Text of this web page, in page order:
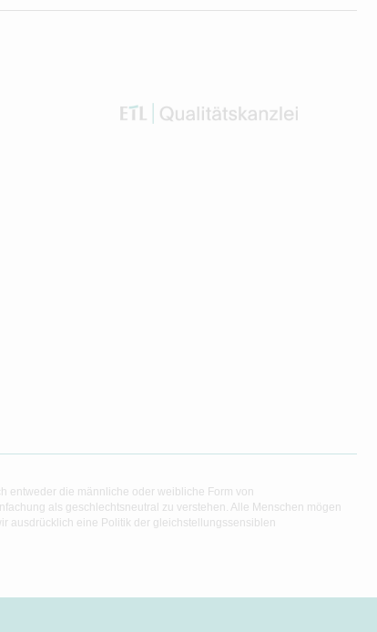
entweder die männliche oder weibliche Form von
als geschlechtsneutral zu verstehen. Alle Menschen mögen
ausdrücklich eine Politik der gleichstellungssensiblen